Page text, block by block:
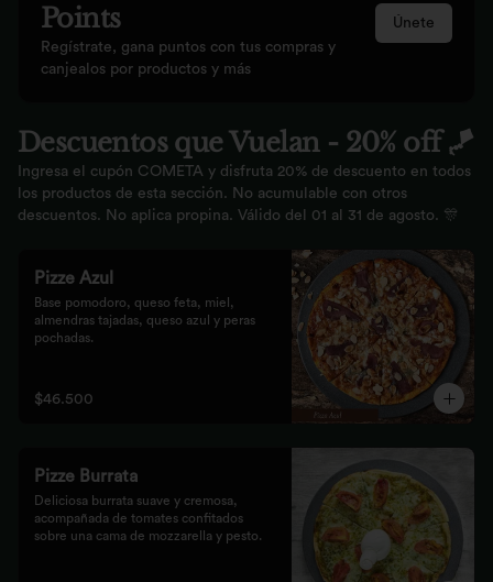
Points
Regístrate, gana puntos con tus compras y
canjealos por productos y más
Únete
Descuentos que Vuelan - 20% off 🪁
Ingresa el cupón COMETA y disfruta 20% de descuento en todos
los productos de esta sección. No acumulable con otros
descuentos. No aplica propina. Válido del 01 al 31 de agosto. 🎊
Pizze Azul
Base pomodoro, queso feta, miel,
almendras tajadas, queso azul y peras
pochadas.
$46.500
Pizze Burrata
Deliciosa burrata suave y cremosa,
acompañada de tomates confitados
sobre una cama de mozzarella y pesto.